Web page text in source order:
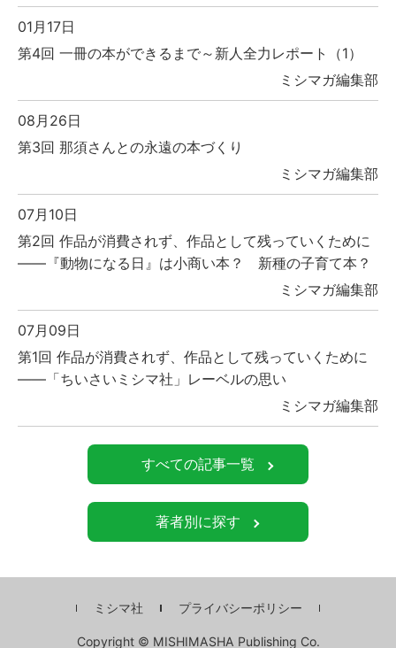
01月17日
第4回 一冊の本ができるまで～新人全力レポート（1）
ミシマガ編集部
08月26日
第3回 那須さんとの永遠の本づくり
ミシマガ編集部
07月10日
第2回 作品が消費されず、作品として残っていくために
――『動物になる日』は小商い本？ 新種の子育て本？
ミシマガ編集部
07月09日
第1回 作品が消費されず、作品として残っていくために
――「ちいさいミシマ社」レーベルの思い
ミシマガ編集部
すべての記事一覧
著者別に探す
ミシマ社 プライバシーポリシー
Copyright © MISHIMASHA Publishing Co.